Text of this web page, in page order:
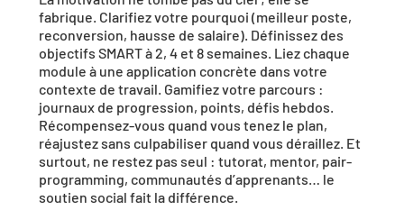
fabrique. Clarifiez votre pourquoi (meilleur poste,
reconversion, hausse de salaire). Définissez des
objectifs SMART à 2, 4 et 8 semaines. Liez chaque
module à une application concrète dans votre
contexte de travail. Gamifiez votre parcours :
journaux de progression, points, défis hebdos.
Récompensez-vous quand vous tenez le plan,
réajustez sans culpabiliser quand vous déraillez. Et
surtout, ne restez pas seul : tutorat, mentor, pair-
programming, communautés d’apprenants… le
soutien social fait la différence.